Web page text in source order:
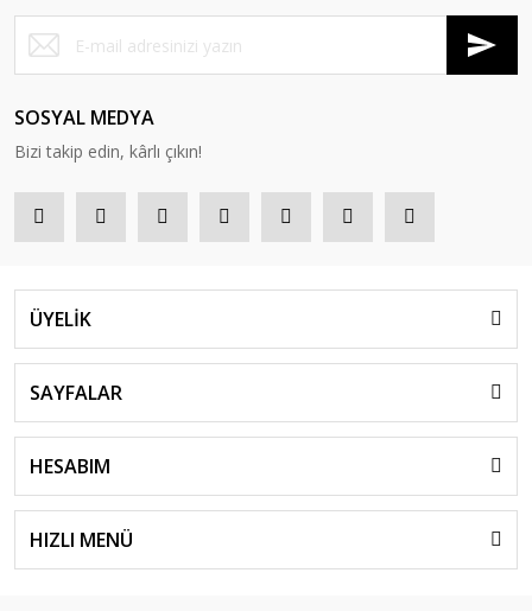
SOSYAL MEDYA
Bizi takip edin, kârlı çıkın!
ÜYELİK
SAYFALAR
HESABIM
HIZLI MENÜ